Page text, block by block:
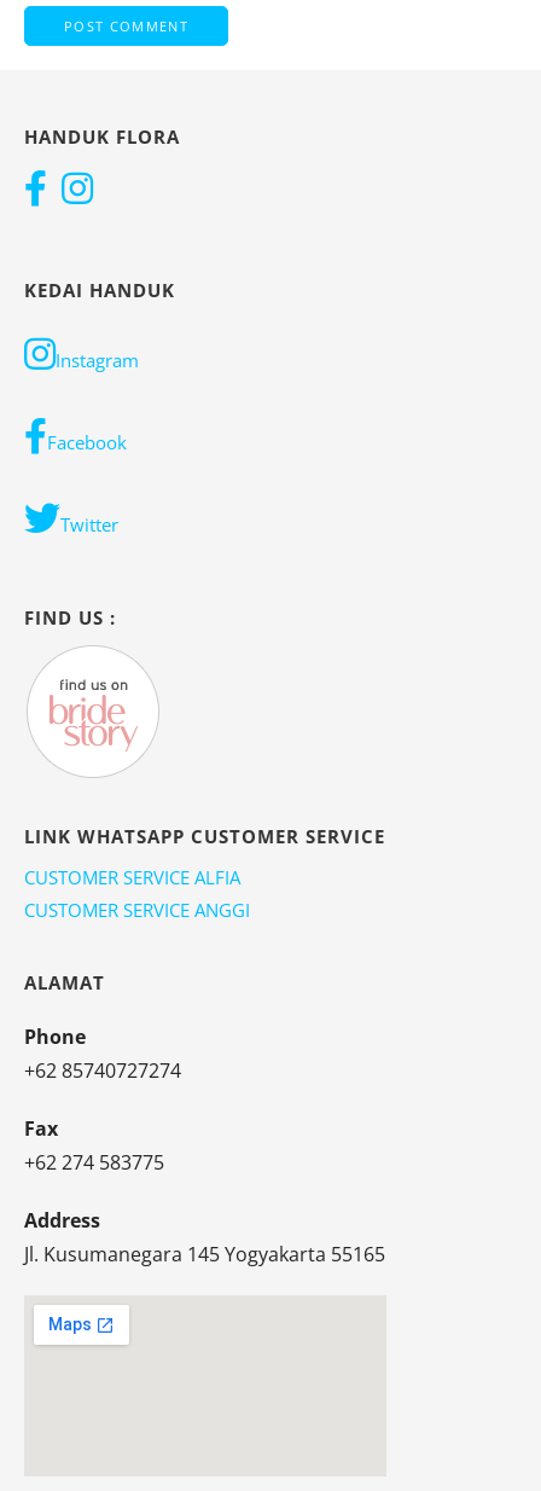
HANDUK FLORA
KEDAI HANDUK
Instagram
Facebook
Twitter
FIND US :
LINK WHATSAPP CUSTOMER SERVICE
CUSTOMER SERVICE ALFIA
CUSTOMER SERVICE ANGGI
ALAMAT
Phone
+62 85740727274
Fax
+62 274 583775
Address
Jl. Kusumanegara 145 Yogyakarta 55165